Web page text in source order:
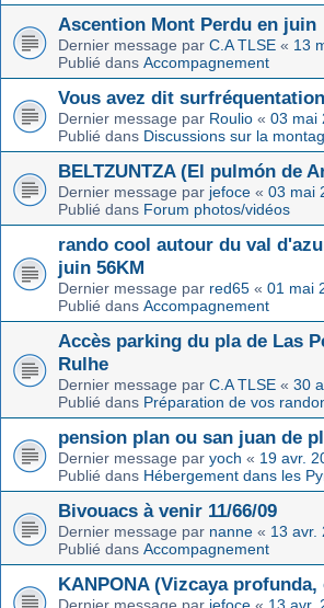
Ascention Mont Perdu en juin
Dernier message par C.A TLSE « 13
Publié dans Accompagnement
Vous avez dit
Dernier message par Roulio « 03 mai
Publié dans Discussions sur la
BELTZUNTZA (El pulmón de
Dernier message par jefoce « 03 mai
Publié dans Forum photos/vidéos
rando cool autour du val
juin 56KM
Dernier message par red65 « 01 mai
Publié dans Accompagnement
Accès parking du pla de Las
Rulhe
Dernier message par C.A TLSE « 30
Publié dans Préparation de vos
pension plan ou san juan de
Dernier message par yoch « 19 avr.
Publié dans Hébergement dans les
Bivouacs à venir 11/66/09
Dernier message par nanne « 13 avr.
Publié dans Accompagnement
KANPONA (Vizcaya